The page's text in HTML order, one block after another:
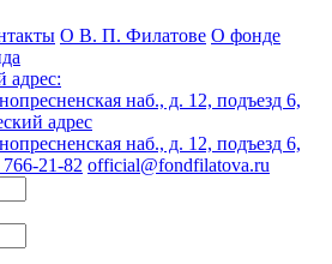
О В. П. Филатове О фонде
адрес:
наб., д. 12, подъезд 6,
адрес
наб., д. 12, подъезд 6,
21-82 official@fondfilatova.ru